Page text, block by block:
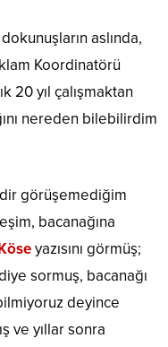
aslında,
Koordinatörü
20 yıl çalışmaktan
nereden bilebilirdim
görüşemediğim
bacanağına
yazısını görmüş;
sormuş, bacanağı
deyince
ve yıllar sonra